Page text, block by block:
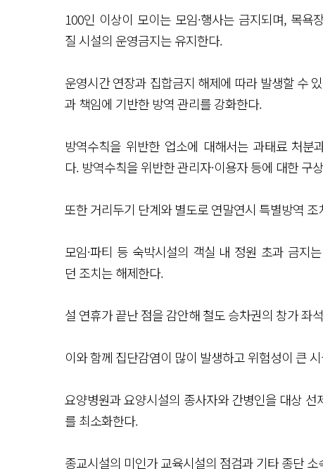
100인 이상이 모이는 모임·행사는 금지되며, 목욕
질 시설의 운영금지는 유지한다.
운영시간 연장과 집합금지 해제에 따라 발생할 수
과 책임에 기반한 방역 관리를 강화한다.
방역수칙을 위반한 업소에 대해서는 과태료 처
다. 방역수칙을 위반한 관리자·이용자 등에 대한 구
또한 거리두기 단계와 별도로 연말연시 특별방역
모임·파티 등 숙박시설의 객실 내 정원 초과 금지
던 조치는 해제한다.
설 연휴가 끝난 점을 감안해 철도 승차권의 창가 좌
이와 함께 집단감염이 많이 발생하고 위험성이 큰
요양병원과 요양시설의 종사자와 간병인을 대상
를 최소화한다.
종교시설의 미인가 교육시설의 점검과 기타 종단